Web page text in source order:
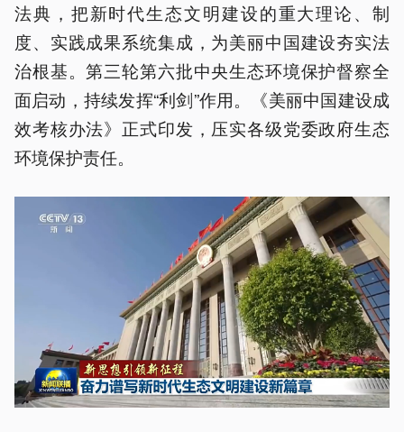
法典，把新时代生态文明建设的重大理论、制
度、实践成果系统集成，为美丽中国建设夯实法
治根基。第三轮第六批中央生态环境保护督察全
面启动，持续发挥“利剑”作用。《美丽中国建设成
效考核办法》正式印发，压实各级党委政府生态
环境保护责任。